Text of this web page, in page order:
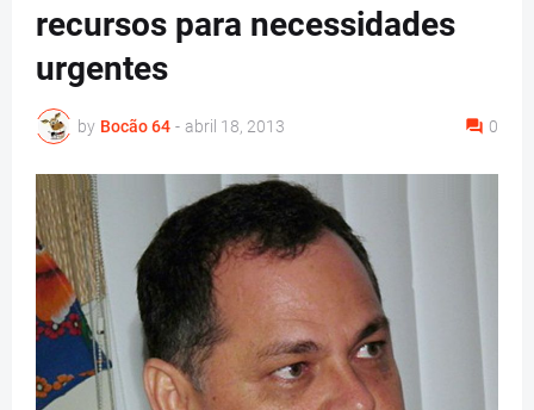
recursos para necessidades
urgentes
by Bocão 64 - abril 18, 2013 0